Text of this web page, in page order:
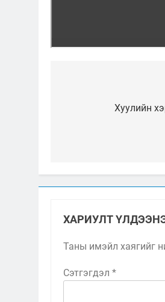
Хуулийн
ХАРИУЛТ
Таны имэйл хаягийг
Сэтгэгдэл *